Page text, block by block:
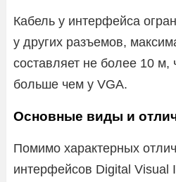
Кабель у интерфейса
у других разъемов,
составляет не более 10 м,
больше чем у VGA.
Основные виды и
Помимо характерных
интерфейсов Digital Visual